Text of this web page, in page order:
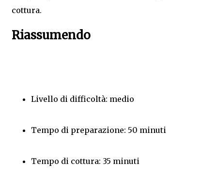
cottura.
Riassumendo
Livello di difficoltà: medio
Tempo di preparazione: 50 minuti
Tempo di cottura: 35 minuti